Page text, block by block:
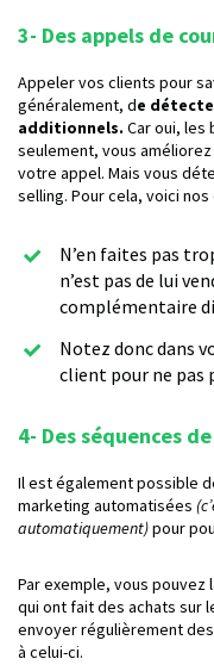
3- Des appels de
Appeler vos clients pour
généralement, de
additionnels. Car oui, les
seulement, vous
votre appel. Mais vous
selling. Pour cela, voici nos
N’en faites pas
n’est pas de lui
complémentaire
Notez donc dans
client pour ne pas
4- Des séquences
Il est également possible
marketing automatisées
automatiquement)pour
Par exemple, vous pouvez
qui ont fait des achats sur
envoyer régulièrement
à celui-ci.